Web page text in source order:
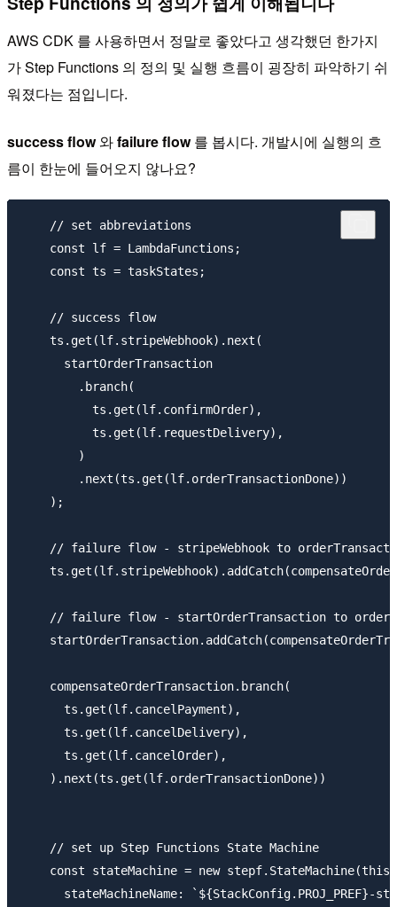
AWS CDK 를 사용하면서 정말로 좋았다고 생각했던 한가지
가 Step Functions 의 정의 및 실행 흐름이 굉장히 파악하기 쉬
워졌다는 점입니다.
success flow와failure flow를 봅시다. 개발시에 실행의 흐
름이 한눈에 들어오지 않나요?
    // set abbreviations
    const lf = LambdaFunctions;
    const ts = taskStates;
    // success flow
    ts.get(lf.stripeWebhook).next(
      startOrderTransaction
        .branch(
          ts.get(lf.confirmOrder),
          ts.get(lf.requestDelivery),
        )
        .next(ts.get(lf.orderTransactionDone))
    );
// failure flow - stripeWebhook to
// failure flow - startOrderTransaction to
    compensateOrderTransaction.branch(
      ts.get(lf.cancelPayment),
      ts.get(lf.cancelDelivery),
      ts.get(lf.cancelOrder),
    ).next(ts.get(lf.orderTransactionDone))
    // set up Step Functions State Machine
const stateMachine = new
stateMachineName: `${StackConfig.PROJ_PREF}-